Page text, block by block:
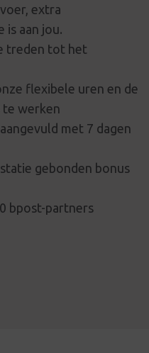
extra
is aan jou.
treden tot het
flexibele uren en de
te werken
met 7 dagen
gebonden bonus
bpost-partners